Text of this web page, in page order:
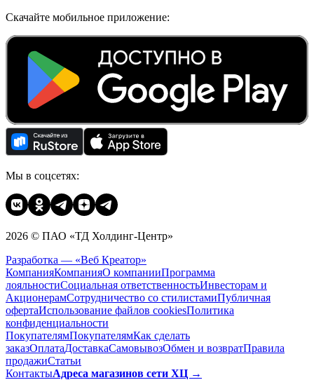
Скачайте мобильное приложение:
Мы в соцсетях:
2026 © ПАО «ТД Холдинг-Центр»
Разработка — «Веб Креатор»
КомпанияКомпанияО компанииПрограмма
лояльностиСоциальная ответственностьИнвесторам и
АкционерамСотрудничество со стилистамиПубличная
офертаИспользование файлов cookiesПолитика
конфиденциальности
ПокупателямПокупателямКак сделать
заказОплатаДоставкаCамовывозОбмен и возвратПравила
продажиСтатьи
КонтактыАдреса магазинов сети ХЦ →